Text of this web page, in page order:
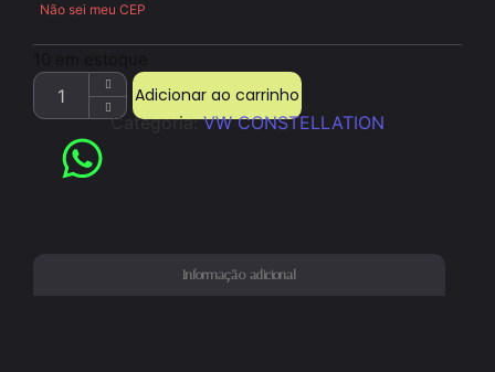
Não sei meu CEP
Adicionar ao carrinho
Categoria:VW CONSTELLATION
Informação adicional